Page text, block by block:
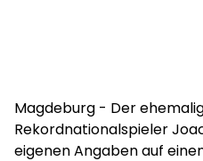
Magdeburg - Der
Rekordnationalspieler
eigenen Angaben auf